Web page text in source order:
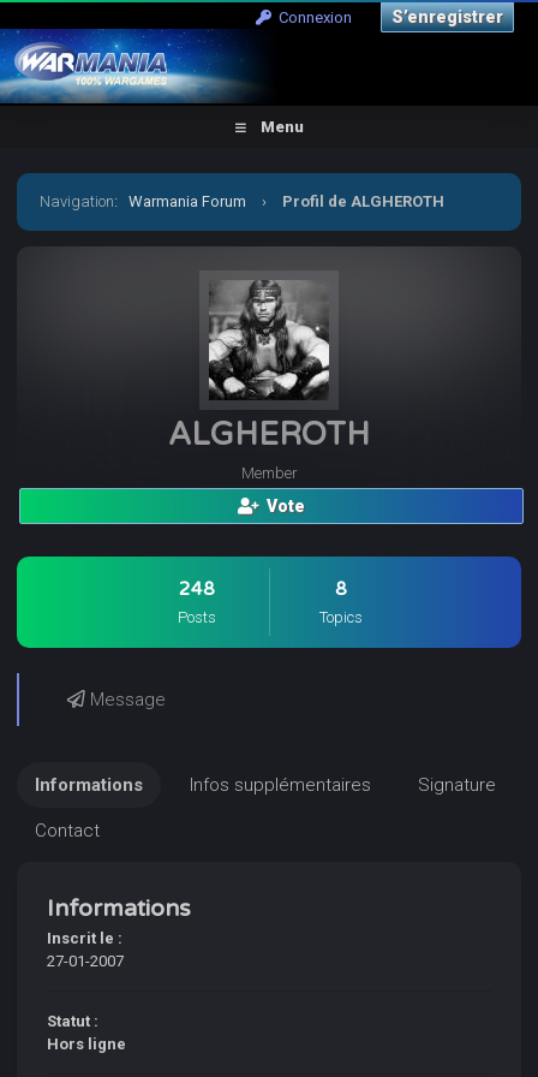
Connexion S’enregistrer
Menu
Navigation:Warmania Forum › Profil de ALGHEROTH
ALGHEROTH
Member
Vote
248
Posts
8
Topics
Message
Informations Infos supplémentaires Signature
Contact
Informations
Inscrit le :
27-01-2007
Statut :
Hors ligne